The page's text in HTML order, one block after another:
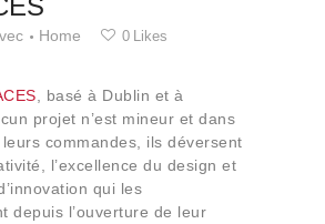
nous
Home 0 Likes
, basé à Dublin et à
projet n’est mineur et dans
commandes, ils déversent
l’excellence du design et
qui les
depuis l’ouverture de leur